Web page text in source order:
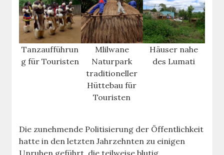
Tanzaufführun
g für Touristen
Mlilwane
Naturpark
traditioneller
Hüttebau für
Touristen
Häuser nahe
des Lumati
Die zunehmende Politisierung der Öffentlichkeit
hatte in den letzten Jahrzehnten zu einigen
Unruhen geführt, die teilweise blutig